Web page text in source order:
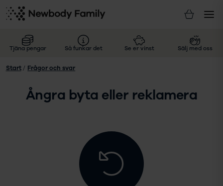
Tjäna pengar Så funkar det Se er vinst Sälj med oss
Start / Frågor och svar
Ångra byta eller reklamera